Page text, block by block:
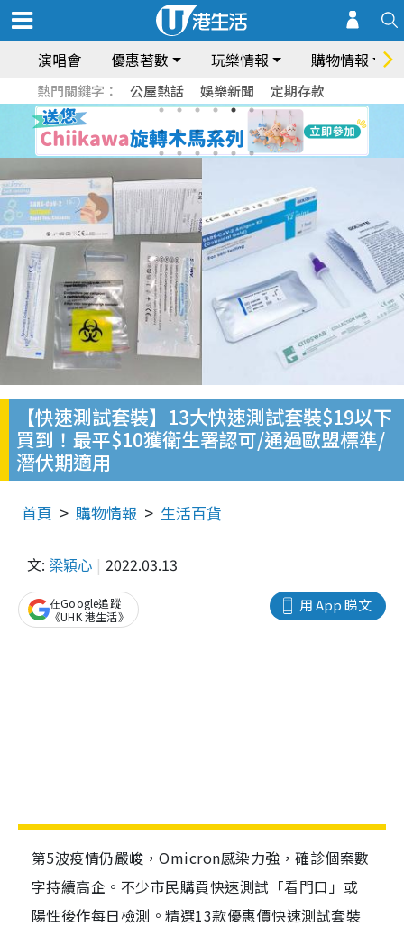
演唱會 優惠著數 玩樂情報 購物情報
熱門關鍵字： 公屋熱話 娛樂新聞 定期存款
【快速測試套裝】13大快速測試套裝$19以下
買到！最平$10獲衛生署認可/通過歐盟標準/
潛伏期適用
首頁 購物情報 生活百貨
文: 梁穎心 2022.03.13
用 App 睇文
在Google追蹤
《UHK 港生活》
第5波疫情仍嚴峻，Omicron感染力強，確診個案數
字持續高企。不少市民購買快速測試「看門口」或
陽性後作每日檢測。精選13款優惠價快速測試套裝